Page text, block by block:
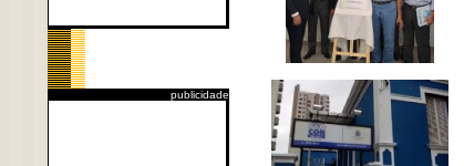
publicidade